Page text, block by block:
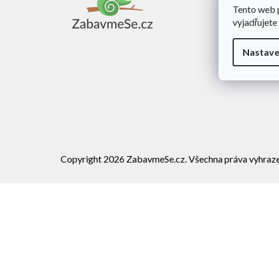
Tento web
vyjadřujete
Doprava
Copyright 2026 ZabavmeSe.cz. Všechna práva